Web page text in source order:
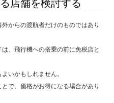
店舗を検討する
からの渡航者だけのものではあり
、飛行機への搭乗の前に免税店と
いかもしれません。
で、価格がお得になる場合があり